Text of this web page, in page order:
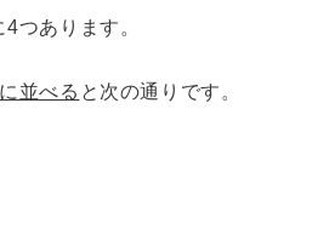
つあります。
並べる と次の通りです。